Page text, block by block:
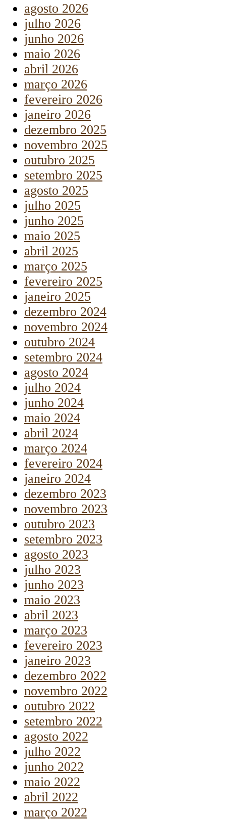
agosto 2026
julho 2026
junho 2026
maio 2026
abril 2026
março 2026
fevereiro 2026
janeiro 2026
dezembro 2025
novembro 2025
outubro 2025
setembro 2025
agosto 2025
julho 2025
junho 2025
maio 2025
abril 2025
março 2025
fevereiro 2025
janeiro 2025
dezembro 2024
novembro 2024
outubro 2024
setembro 2024
agosto 2024
julho 2024
junho 2024
maio 2024
abril 2024
março 2024
fevereiro 2024
janeiro 2024
dezembro 2023
novembro 2023
outubro 2023
setembro 2023
agosto 2023
julho 2023
junho 2023
maio 2023
abril 2023
março 2023
fevereiro 2023
janeiro 2023
dezembro 2022
novembro 2022
outubro 2022
setembro 2022
agosto 2022
julho 2022
junho 2022
maio 2022
abril 2022
março 2022